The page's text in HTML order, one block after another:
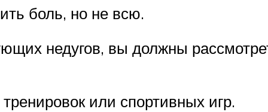
боль, но не всю.
недугов, вы должны
или спортивных игр.